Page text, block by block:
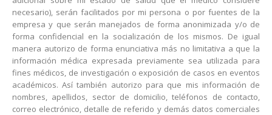
necesario), serán facilitados por mi persona o por fuentes de la
empresa y que serán manejados de forma anonimizada y/o de
forma confidencial en la socialización de los mismos. De igual
manera autorizo de forma enunciativa más no limitativa a que la
información médica expresada previamente sea utilizada para
fines médicos, de investigación o exposición de casos en eventos
académicos. Así también autorizo para que mis información de
nombres, apellidos, sector de domicilio, teléfonos de contacto,
correo electrónico, detalle de referido y demás datos comerciales